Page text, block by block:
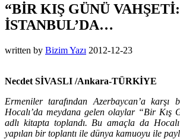
“BİR KIŞ GÜNÜ
İSTANBUL’DA…
written by Bizim Yazı 2012-12-23
Necdet SİVASLI /Ankara-TÜRKİYE
Ermeniler tarafından Azerbaycan’a karşı
Hocalı’da meydana gelen olaylar “Bir Kış
adlı kitapta toplandı. Bu amaçla da
yapılan bir toplantı ile dünya kamuoyu ile